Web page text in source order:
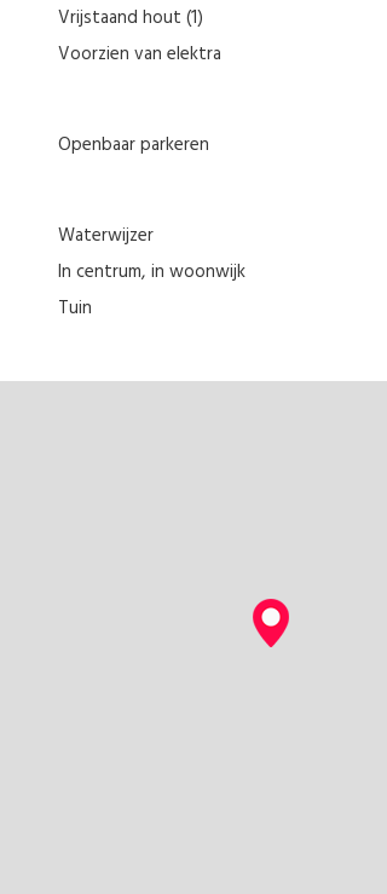
Vrijstaand hout (1)
Voorzien van elektra
Openbaar parkeren
Waterwijzer
in centrum in woonwijk
tuin